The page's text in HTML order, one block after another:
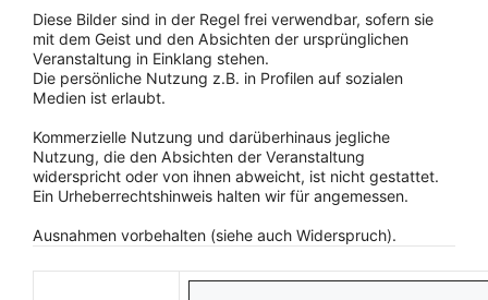
Diese Bilder sind in der Regel frei verwendbar, sofern sie
mit dem Geist und den Absichten der ursprünglichen
Veranstaltung in Einklang stehen.
Die persönliche Nutzung z.B. in Profilen auf sozialen
Medien ist erlaubt.
Kommerzielle Nutzung und darüberhinaus jegliche
Nutzung, die den Absichten der Veranstaltung
widerspricht oder von ihnen abweicht, ist nicht gestattet.
Ein Urheberrechtshinweis halten wir für angemessen.
Ausnahmen vorbehalten (siehe auch Widerspruch).